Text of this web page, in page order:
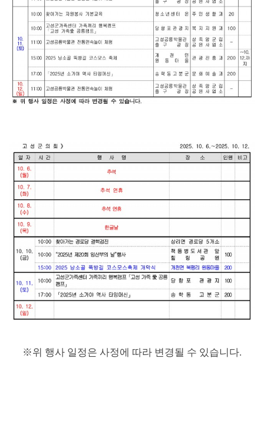
※위 행사 일정은 사정에 따라 변경될 수 있습니다.